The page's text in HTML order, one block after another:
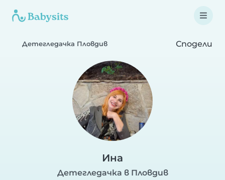
Детегледачка Пловдив Сподели
Ина
Детегледачка в Пловдив